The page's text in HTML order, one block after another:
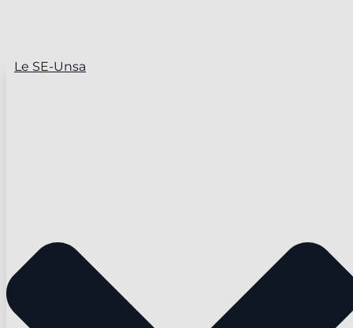
Le SE-Unsa